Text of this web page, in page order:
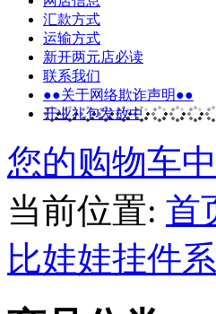
汇款方式
运输方式
新开两元店必读
联系我们
●●关于网络欺诈声明●●
开业礼包发放中
您的购物车
当前位置: 首
比娃娃挂件系